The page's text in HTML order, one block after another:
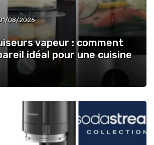
08/2026
vapeur : comment
idéal pour une cuisine